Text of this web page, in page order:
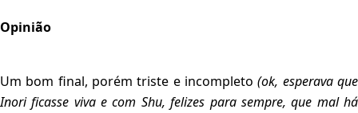
Opinião
Um bom final, porém triste e incompleto(ok, esperava que
Inori ficasse viva e com Shu, felizes para sempre, que mal há